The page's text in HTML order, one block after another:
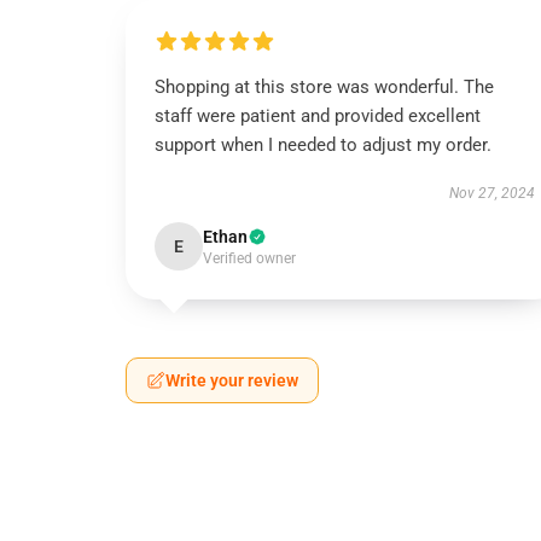
Shopping at this store was wonderful. The
staff were patient and provided excellent
support when I needed to adjust my order.
Nov 27, 2024
E Ethan
Verified owner
Write your review